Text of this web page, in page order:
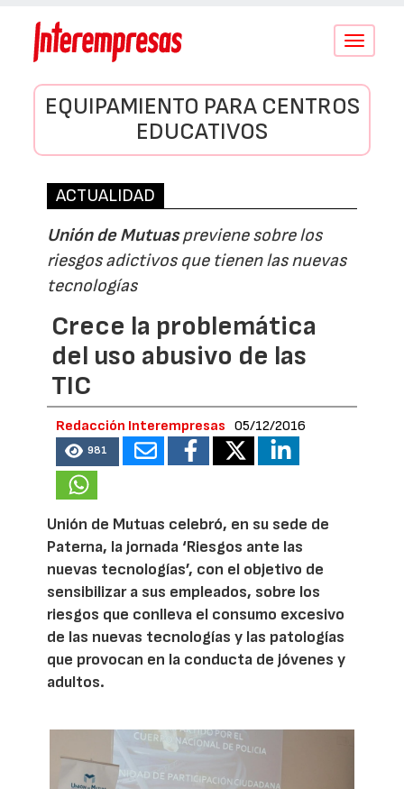
Conmutar
EQUIPAMIENTO PARA CENTROS
EDUCATIVOS
ACTUALIDAD
Unión de Mutuaspreviene sobre los
riesgos adictivos que tienen las nuevas
tecnologías
Crece la problemática
del uso abusivo de las
TIC
Redacción Interempresas 05/12/2016
981
Unión de Mutuas celebró, en su sede de
Paterna, la jornada ‘Riesgos ante las
nuevas tecnologías’, con el objetivo de
sensibilizar a sus empleados, sobre los
riesgos que conlleva el consumo excesivo
de las nuevas tecnologías y las patologías
que provocan en la conducta de jóvenes y
adultos.